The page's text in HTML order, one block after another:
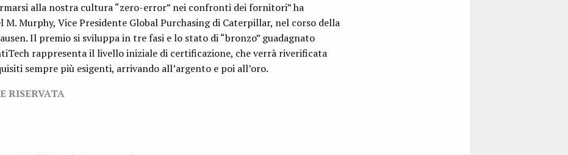
alla nostra cultura “zero-error” nei confronti dei fornitori” ha
Murphy, Vice Presidente Global Purchasing di Caterpillar, nel corso della
Il premio si sviluppa in tre fasi e lo stato di “bronzo” guadagnato
rappresenta il livello iniziale di certificazione, che verrà riverificata
sempre più esigenti, arrivando all’argento e poi all’oro.
RISERVATA